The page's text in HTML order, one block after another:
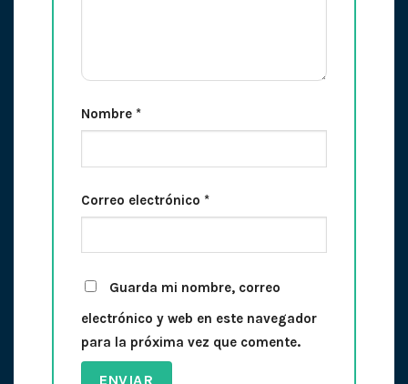
Nombre *
Correo electrónico *
Guarda mi nombre, correo
electrónico y web en este navegador
para la próxima vez que comente.